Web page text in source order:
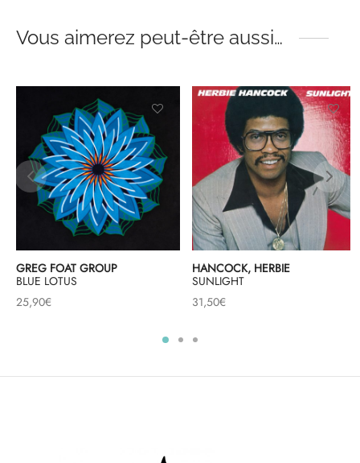
Vous aimerez peut-être aussi…
GREG FOAT GROUP
BLUE LOTUS
25,90€
HANCOCK, HERBIE
SUNLIGHT
31,50€